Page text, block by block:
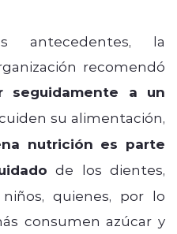
la
recomendó
seguidamente a un
su alimentación,
nutrición es parte
de los dientes,
quienes, por lo
consumen azúcar y